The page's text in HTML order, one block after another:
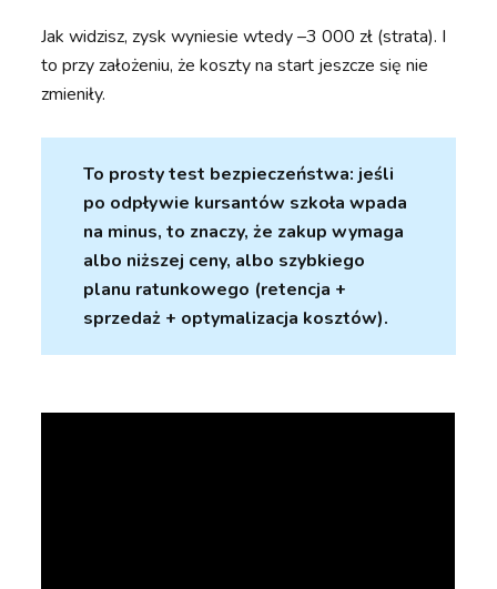
Jak widzisz, zysk wyniesie wtedy –3 000 zł (strata). I
to przy założeniu, że koszty na start jeszcze się nie
zmieniły.
To prosty test bezpieczeństwa: jeśli
po odpływie kursantów szkoła wpada
na minus, to znaczy, że zakup wymaga
albo niższej ceny, albo szybkiego
planu ratunkowego (retencja +
sprzedaż + optymalizacja kosztów).